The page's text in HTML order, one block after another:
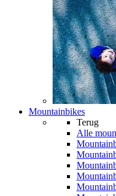
Mountainbikes
Terug
Alle